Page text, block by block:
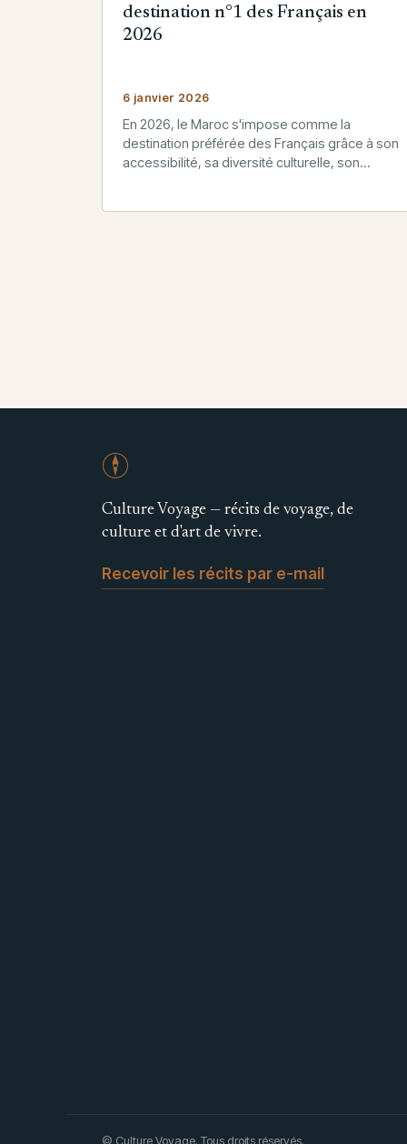
destination n°1 des Français en
2026
6 janvier 2026
En 2026, le Maroc s'impose comme la
destination préférée des Français grâce à son
accessibilité, sa diversité culturelle, son
Culture Voyage — récits de voyage, de
culture et d'art de vivre.
Recevoir les récits par e-mail
© Culture Voyage. Tous droits réservés.